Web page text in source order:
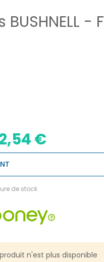
-
€
de stock
n'est plus disponible